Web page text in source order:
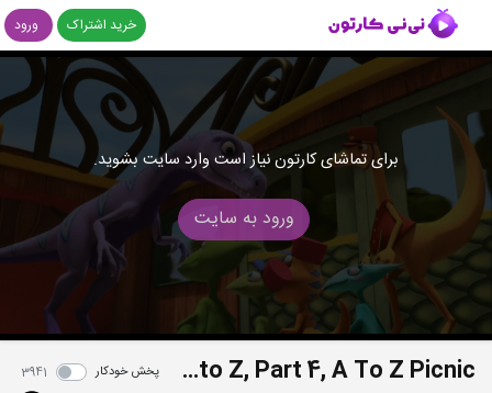
خرید اشتراک ورود
برای تماشای کارتون نیاز است وارد سایت بشوید.
ورود به سایت
S02E14b - Dinosaurs A to Z, Part 4, A To Z Picnic پخش خودکار 3941